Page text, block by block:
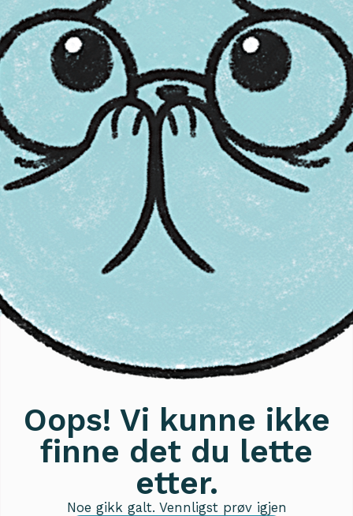
Oops! Vi kunne ikke
finne det du lette
etter.
Noe gikk galt. Vennligst prøv igjen